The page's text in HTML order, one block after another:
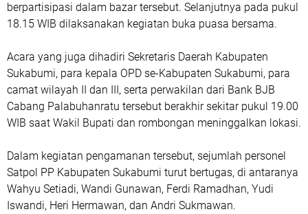
berpartisipasi dalam bazar tersebut. Selanjutnya pada pukul
18.15 WIB dilaksanakan kegiatan buka puasa bersama.
Acara yang juga dihadiri Sekretaris Daerah Kabupaten
Sukabumi, para kepala OPD se-Kabupaten Sukabumi, para
camat wilayah II dan III, serta perwakilan dari Bank BJB
Cabang Palabuhanratu tersebut berakhir sekitar pukul 19.00
WIB saat Wakil Bupati dan rombongan meninggalkan lokasi.
Dalam kegiatan pengamanan tersebut, sejumlah personel
Satpol PP Kabupaten Sukabumi turut bertugas, di antaranya
Wahyu Setiadi, Wandi Gunawan, Ferdi Ramadhan, Yudi
Iswandi, Heri Hermawan, dan Andri Sukmawan.